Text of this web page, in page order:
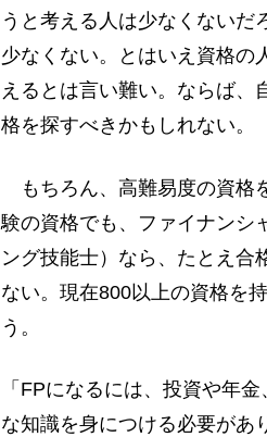
うと考える人は少なくないだ
少なくない。とはいえ資格の
えるとは言い難い。ならば、
格を探すべきかもしれない。
もちろん、高難易度の資格
験の資格でも、ファイナンシ
ング技能士）なら、たとえ合
ない。現在800以上の資格を
う。
「FPになるには、投資や年
な知識を身につける必要があ